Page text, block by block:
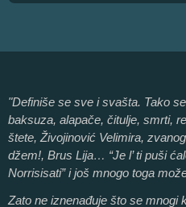
"Definiše se sve i svašta. Tako
baksuza, alapače, čitulje, smrti,
štete, Živojinović Velimira,
džem!, Brus Lija… “Je l’ ti puši
Norrisisati” i još mnogo toga
Zato ne iznenađuje što se mnogi